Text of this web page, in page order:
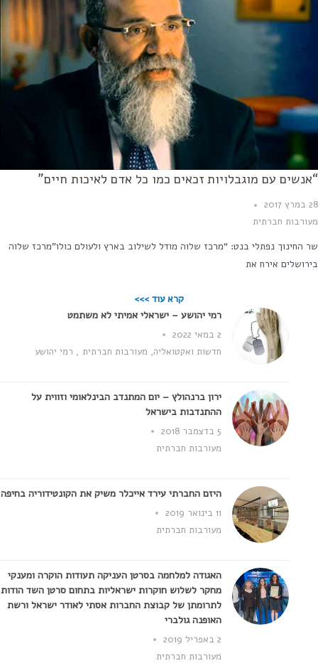
עם מוגבלויות זכאים כמו כל אדם לאיכות חיים”
חברתית
החינוך נפתלי בנט: “מרכז שלוה מודל לשילוב בארץ ולעולם כולו”מרכז שלוה
אירח את
קרא עוד >>>
רמי יהושע – ישראלי אמיתי לא משתמט
חדשות ואקטואליה,מעורבות חברתית , רמי יהושע
ירון ברנהולץ – יום המתנדב הבינלאומי וזווית על
ההתנדבות בישראל
מעורבות חברתית
היזם החברתי עירד אייכלר משיק את הקונטידוריה בחיפה
מעורבות חברתית
האגודה למלחמה בסרטן העניקה תעודות הוקרה ומענקי
מחקר לשלוש חוקרות ישראליות בתחום סרטן השד הודות
לתרומתן של קבוצת החברות אסתי לאודר ישראל ורשת
האופנה גולברי
מעורבות חברתית